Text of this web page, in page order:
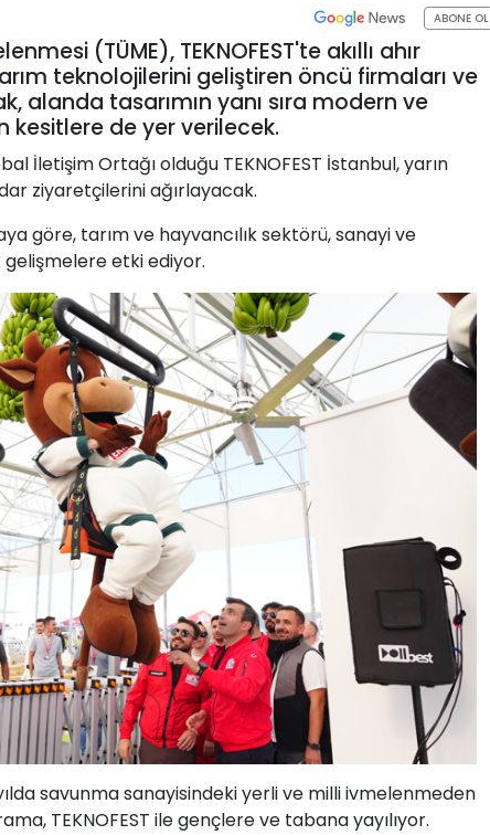
ABONE OL
(TÜME), TEKNOFEST'te akıllı ahır
teknolojilerini geliştiren öncü firmaları ve
alanda tasarımın yanı sıra modern ve
kesitlere de yer verilecek.
İletişim Ortağı olduğu TEKNOFEST İstanbul, yarın
ziyaretçilerini ağırlayacak.
göre, tarım ve hayvancılık sektörü, sanayi ve
etki ediyor.
savunma sanayisindeki yerli ve milli ivmelenmeden
TEKNOFEST ile gençlere ve tabana yayılıyor.